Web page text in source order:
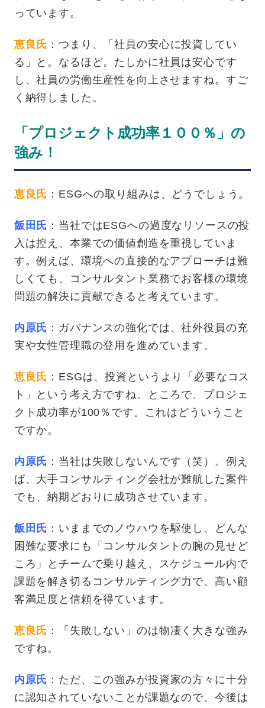
っています。
恵良氏 ：つまり、「社員の安心に投資してい
る」と。なるほど。たしかに社員は安心です
し、社員の労働生産性を向上させますね。すご
く納得しました。
「プロジェクト成功率１００％」の
強み！
恵良氏 ：ESGへの取り組みは、どうでしょう。
飯田氏 ：当社ではESGへの過度なリソースの投
入は控え、本業での価値創造を重視していま
す。例えば、環境への直接的なアプローチは難
しくても、コンサルタント業務でお客様の環境
問題の解決に貢献できると考えています。
内原氏 ：ガバナンスの強化では、社外役員の充
実や女性管理職の登用を進めています。
恵良氏 ：ESGは、投資というより「必要なコス
ト」という考え方ですね。ところで、プロジェ
クト成功率が100％です。これはどういうこと
ですか。
内原氏 ：当社は失敗しないんです（笑）。例え
ば、大手コンサルティング会社が難航した案件
でも、納期どおりに成功させています。
飯田氏 ：いままでのノウハウを駆使し、どんな
困難な要求にも「コンサルタントの腕の見せど
ころ」とチームで乗り越え、スケジュール内で
課題を解き切るコンサルティング力で、高い顧
客満足度と信頼を得ています。
恵良氏 ：「失敗しない」のは物凄く大きな強み
ですね。
内原氏 ：ただ、この強みが投資家の方々に十分
に認知されていないことが課題なので、今後は